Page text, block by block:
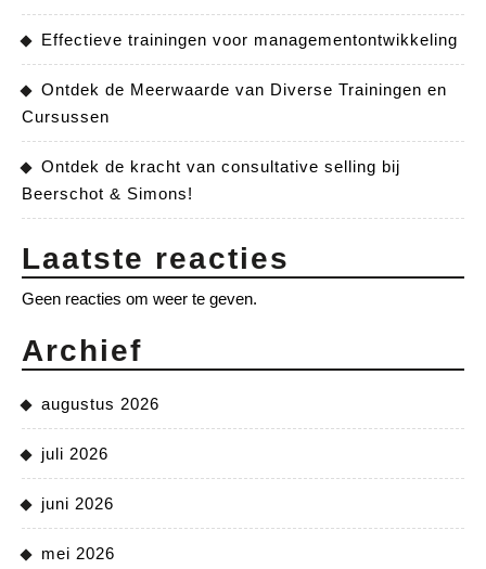
Effectieve trainingen voor managementontwikkeling
Ontdek de Meerwaarde van Diverse Trainingen en
Cursussen
Ontdek de kracht van consultative selling bij
Beerschot & Simons!
Laatste reacties
Geen reacties om weer te geven.
Archief
augustus 2026
juli 2026
juni 2026
mei 2026